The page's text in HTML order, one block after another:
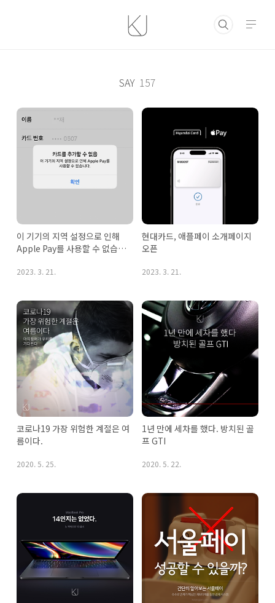
SAY 157
이 기기의 지역 설정으로 인해
Apple Pay를 사용할 수 없습니
2023. 3. 21.
현대카드, 애플페이 소개페이지
오픈
2023. 3. 21.
코로나19 가장 위험한 계절은 여
름이다.
2020. 5. 25.
1년 만에 세차를 했다. 방치된 골
프 GTI
2020. 5. 22.